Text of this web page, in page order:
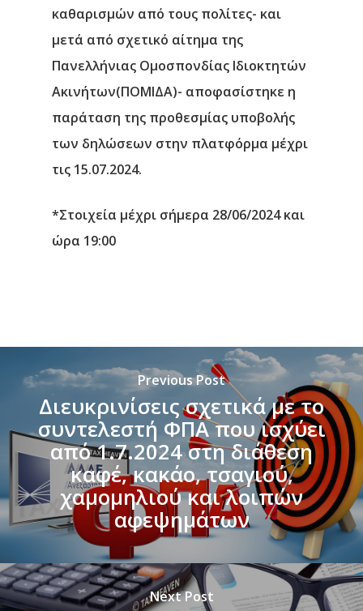
καθαρισμών από τους πολίτες- και
μετά από σχετικό αίτημα της
Πανελλήνιας Ομοσπονδίας Ιδιοκτητών
Ακινήτων(ΠΟΜΙΔΑ)- αποφασίστηκε η
παράταση της προθεσμίας υποβολής
των δηλώσεων στην πλατφόρμα μέχρι
τις 15.07.2024.
*Στοιχεία μέχρι σήμερα 28/06/2024 και
ώρα 19:00
Previous Post
Διευκρινίσεις σχετικά με το
συντελεστή ΦΠΑ που ισχύει
από 1.7.2024 στη διάθεση
καφέ, κακάο, τσαγιού,
χαμομηλιού και λοιπών
αφεψημάτων
Next Post